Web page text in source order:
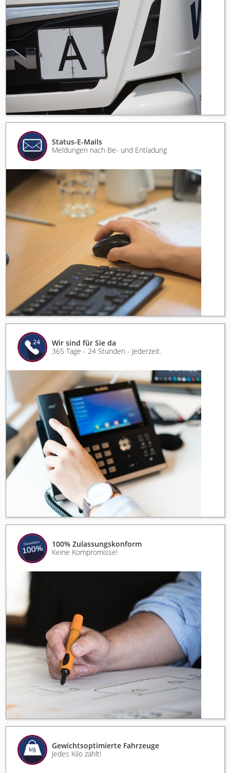
Status-E-Mails
Meldungen nach Be- und Entladung
Wir sind für Sie da
365 Tage - 24 Stunden - Jederzeit.
100% Zulassungskonform
Keine Kompromisse!
Gewichtsoptimierte Fahrzeuge
Jedes Kilo zählt!